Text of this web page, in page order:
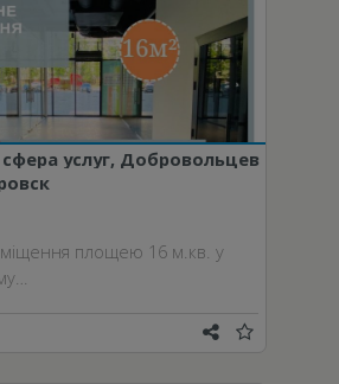
услуг, Добровольцев
площею 16 м.кв. у